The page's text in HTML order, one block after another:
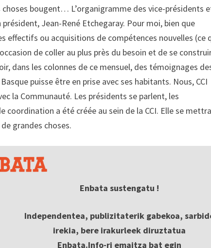
bougent… L’organigramme des vice-présidents
Jean-René Etchegaray. Pour moi, bien que
effectifs ou acquisitions de compétences nouvelles (ce
de coller au plus près du besoin et de se
dans les colonnes de ce mensuel, des témoignages
puisse être en prise avec ses habitants. Nous, CCI
la Communauté. Les présidents se parlent, les
a été créée au sein de la CCI. Elle se
grandes choses.
Enbata sustengatu !
Independentea, publizitaterik gabekoa,
irekia, bere irakurleek diruztatua
Enbata.Info-ri emaitza bat egin